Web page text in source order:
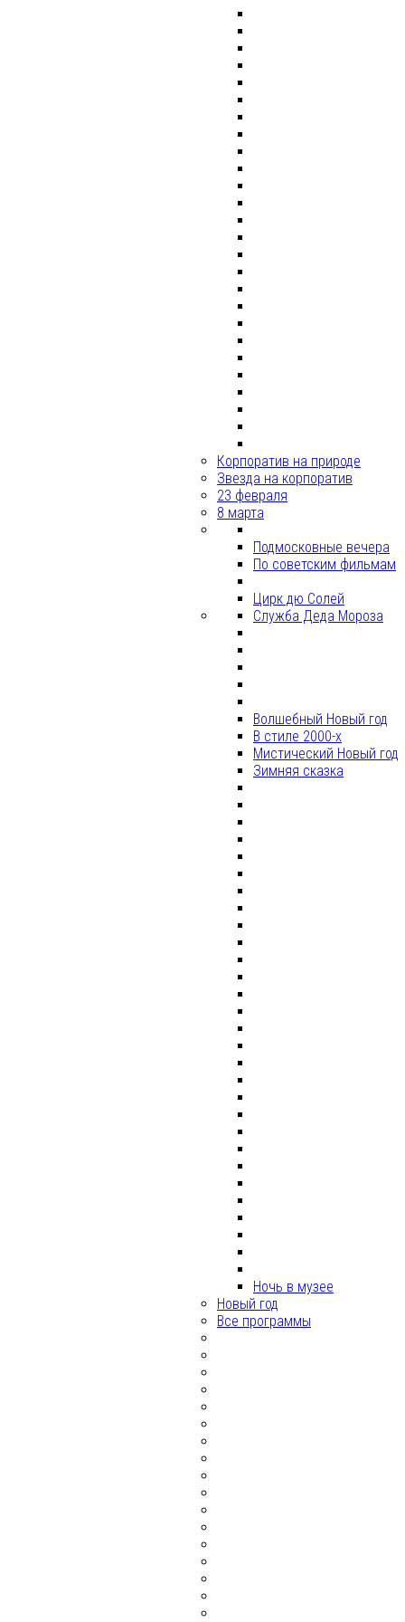
Корпоратив на природе
Звезда на корпоратив
23 февраля
8 марта
Подмосковные вечера
По советским фильмам
Цирк дю Солей
Служба Деда Мороза
Волшебный Новый год
В стиле 2000-х
Мистический Новый год
Зимняя сказка
Ночь в музее
Новый год
Все программы